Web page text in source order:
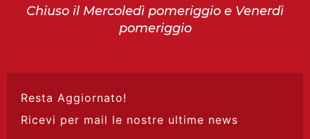
Chiuso il Mercoledì pomeriggio e Venerdì
pomeriggio
Resta Aggiornato!
Ricevi per mail le nostre ultime news